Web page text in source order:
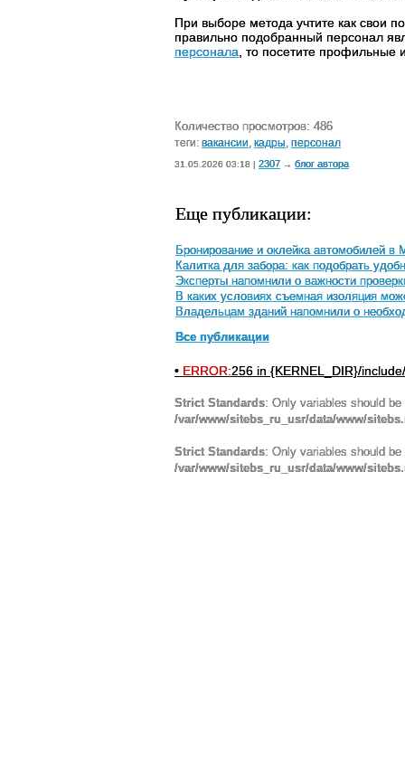
При выборе метода учтите как свои
правильно подобранный персонал
персонала , то посетите
Количество просмотров: 486
теги: вакансии кадры персонал
31.05.2026 03:18 | 2307 → блог автора
Еще публикации:
Бронирование и оклейка автомобилей в
Калитка для забора: как подобрать
Эксперты напомнили о важности
В каких условиях съемная изоляция
Владельцам зданий напомнили о
Все публикации
• ERROR:256 in {KERNEL_DIR}/
Strict Standards: Only variables should
/var/www/sitebs_ru_usr/data/www/
Strict Standards: Only variables should
/var/www/sitebs_ru_usr/data/www/